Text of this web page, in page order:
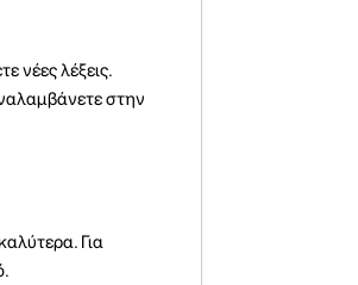
νέες λέξεις.
στην
Για